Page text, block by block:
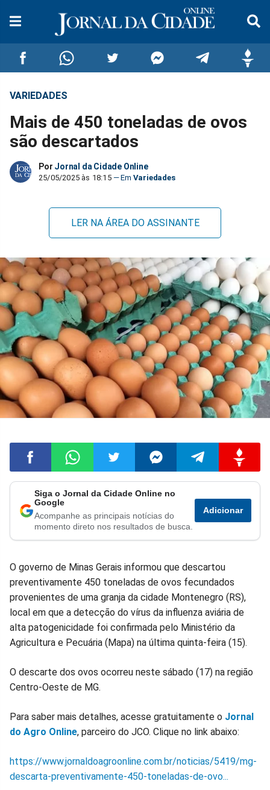
Compartilhar
no
Facebook
Compartilhar
no
Whatsapp
no
Twitter
no
Messenger
no
no
VARIEDADES
Mais de 450 toneladas de ovos
são descartados
Por Jornal da Cidade Online
25/05/2025 às 18:15 Variedades
LER NA ÁREA DO ASSINANTE
Compartilhar
no
Compartilhar
no
Compartilhar
no
Compartilhar
no
Compartilhar
no
no
Siga o Jornal da Cidade Online no
Google
Acompanhe as principais notícias do
momento direto nos resultados de busca.
Adicionar
O governo de Minas Gerais informou que descartou
preventivamente 450 toneladas de ovos fecundados
provenientes de uma granja da cidade Montenegro (RS),
local em que a detecção do vírus da influenza aviária de
alta patogenicidade foi confirmada pelo Ministério da
Agricultura e Pecuária (Mapa) na última quinta-feira (15).
O descarte dos ovos ocorreu neste sábado (17) na região
Centro-Oeste de MG.
Para saber mais detalhes, acesse gratuitamente o Jornal
do Agro Online, parceiro do JCO. Clique no link abaixo:
https://www.jornaldoagroonline.com.br/noticias/5419/mg-
descarta-preventivamente-450-toneladas-de-ovo...